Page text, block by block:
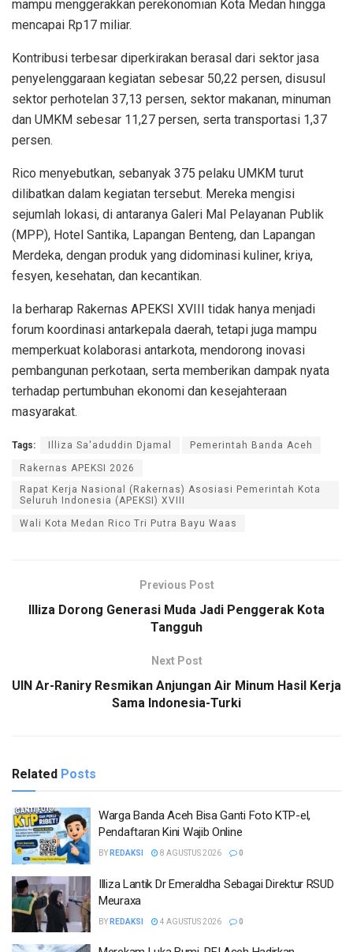
mampu menggerakkan perekonomian Kota Medan hingga
mencapai Rp17 miliar.
Kontribusi terbesar diperkirakan berasal dari sektor jasa
penyelenggaraan kegiatan sebesar 50,22 persen, disusul
sektor perhotelan 37,13 persen, sektor makanan, minuman
dan UMKM sebesar 11,27 persen, serta transportasi 1,37
persen.
Rico menyebutkan, sebanyak 375 pelaku UMKM turut
dilibatkan dalam kegiatan tersebut. Mereka mengisi
sejumlah lokasi, di antaranya Galeri Mal Pelayanan Publik
(MPP), Hotel Santika, Lapangan Benteng, dan Lapangan
Merdeka, dengan produk yang didominasi kuliner, kriya,
fesyen, kesehatan, dan kecantikan.
Ia berharap Rakernas APEKSI XVIII tidak hanya menjadi
forum koordinasi antarkepala daerah, tetapi juga mampu
memperkuat kolaborasi antarkota, mendorong inovasi
pembangunan perkotaan, serta memberikan dampak nyata
terhadap pertumbuhan ekonomi dan kesejahteraan
masyarakat.
Tags: Illiza Sa'aduddin Djamal Pemerintah Banda Aceh
Rakernas APEKSI 2026
Rapat Kerja Nasional (Rakernas) Asosiasi Pemerintah Kota
Seluruh Indonesia (APEKSI) XVIII
Wali Kota Medan Rico Tri Putra Bayu Waas
Previous Post
Illiza Dorong Generasi Muda Jadi Penggerak Kota
Tangguh
Next Post
UIN Ar-Raniry Resmikan Anjungan Air Minum Hasil Kerja
Sama Indonesia-Turki
Related Posts
Warga Banda Aceh Bisa Ganti Foto KTP-el,
Pendaftaran Kini Wajib Online
BY REDAKSI 8 AGUSTUS 2026 0
Illiza Lantik Dr Emeraldha Sebagai Direktur RSUD
Meuraxa
BY REDAKSI 4 AGUSTUS 2026 0